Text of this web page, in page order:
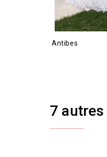
Antibes
7